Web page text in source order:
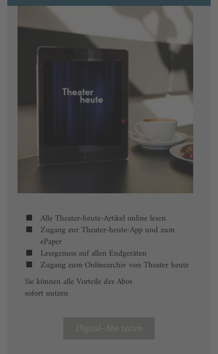
Alle Theater-heute-Artikel online lesen
Zugang zur Theater-heute-App und zum
ePaper
Lesegenuss auf allen Endgeräten
Zugang zum Onlinearchiv von Theater heute
Sie können alle Vorteile des Abos
sofort nutzen
Digital-Abo testen